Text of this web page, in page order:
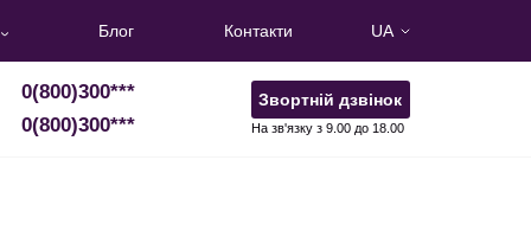
Блог Контакти UA
0(800)300***
0(800)300***
Звортній дзвінок
На зв'язку з 9.00 до 18.00